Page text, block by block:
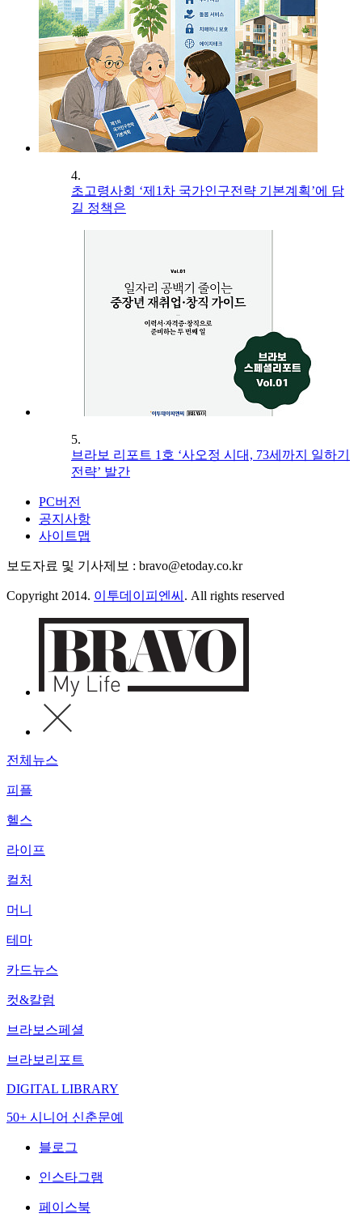
4.
초고령사회 ‘제1차 국가인구전략 기본계획’에 담
길 정책은
5.
브라보 리포트 1호 ‘사오정 시대, 73세까지 일하기
전략’ 발간
PC버전
공지사항
사이트맵
보도자료 및 기사제보 : bravo@etoday.co.kr
Copyright 2014. 이투데이피엔씨 . All rights reserved
전체뉴스
피플
헬스
라이프
컬처
머니
테마
카드뉴스
컷&칼럼
브라보스페셜
브라보리포트
DIGITAL LIBRARY
50+ 시니어 신춘문예
블로그
인스타그램
페이스북